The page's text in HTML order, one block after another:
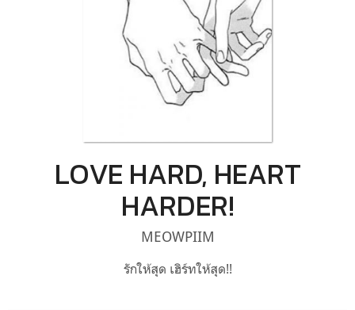
LOVE HARD, HEART
HARDER!
MEOWPIIM
รักให้สุด เฮิร์ทให้สุด!!